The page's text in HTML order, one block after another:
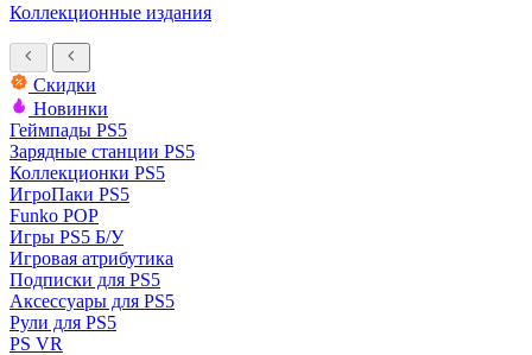
Коллекционные издания
Скидки
Новинки
Геймпады PS5
Зарядные станции PS5
Коллекционки PS5
ИгроПаки PS5
Funko POP
Игры PS5 Б/У
Игровая атрибутика
Подписки для PS5
Аксессуары для PS5
Рули для PS5
PS VR